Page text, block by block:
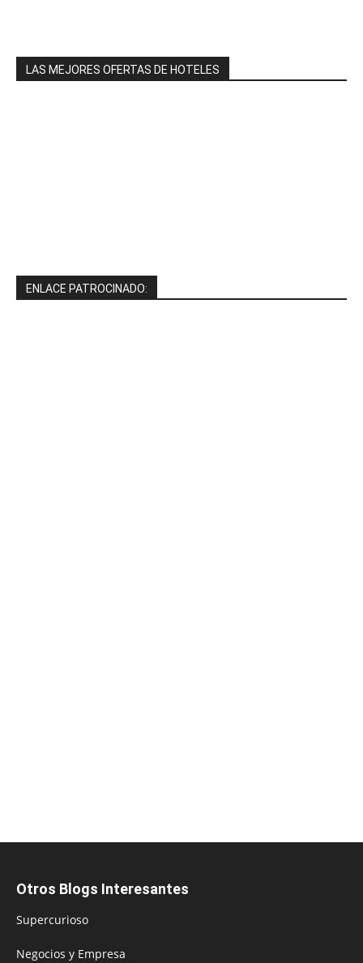
LAS MEJORES OFERTAS DE HOTELES
ENLACE PATROCINADO:
Otros Blogs Interesantes
Supercurioso
Negocios y Empresa